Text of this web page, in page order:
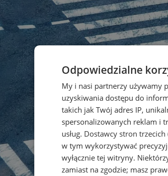
Odpowiedzialne
My i nasi partnerzy używamy
uzyskiwania dostępu do
takich jak Twój adres IP,
spersonalizowanych reklam i
usług. Dostawcy stron trzecich
w tym wykorzystywać
wyłącznie tej witryny.
zamiast na zgodzie; masz